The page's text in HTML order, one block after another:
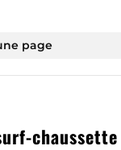
page
chaussette